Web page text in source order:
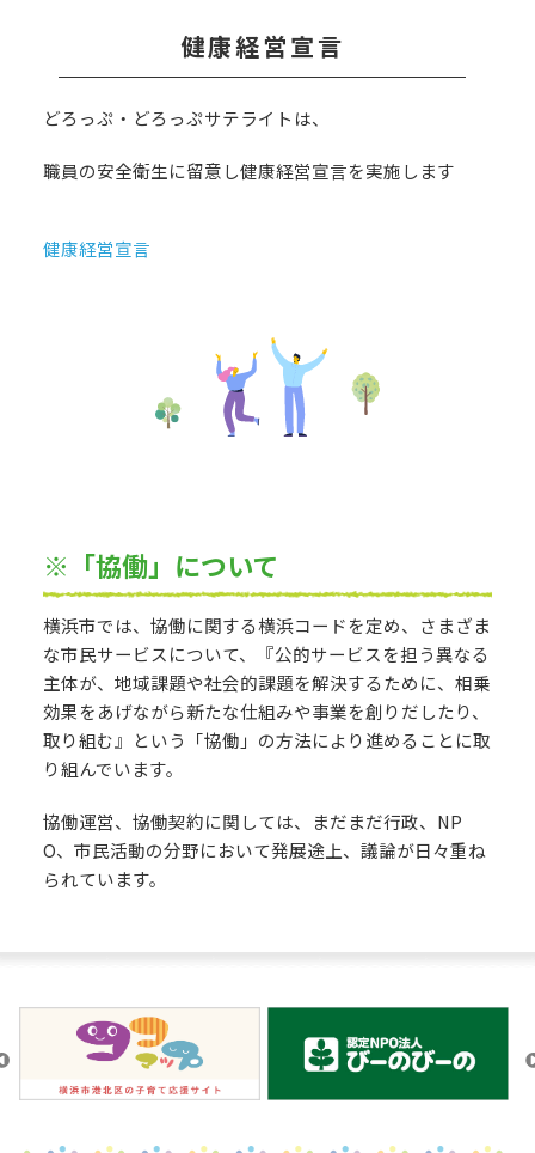
健康経営宣言
どろっぷ・どろっぷサテライトは、
職員の安全衛生に留意し健康経営宣言を実施します
健康経営宣言
※「協働」について
横浜市では、協働に関する横浜コードを定め、さまざま
な市民サービスについて、『公的サービスを担う異なる
主体が、地域課題や社会的課題を解決するために、相乗
効果をあげながら新たな仕組みや事業を創りだしたり、
取り組む』という「協働」の方法により進めることに取
り組んでいます。
協働運営、協働契約に関しては、まだまだ行政、NP
O、市民活動の分野において発展途上、議論が日々重ね
られています。